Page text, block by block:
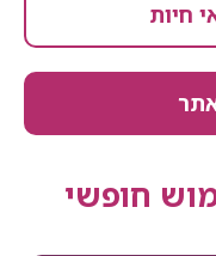
חיות
חופשי